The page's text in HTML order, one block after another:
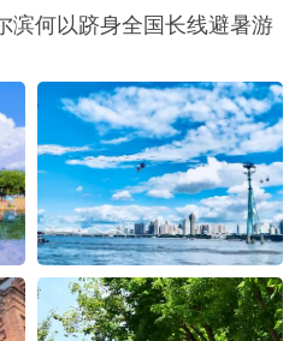
滨何以跻身全国长线避暑游